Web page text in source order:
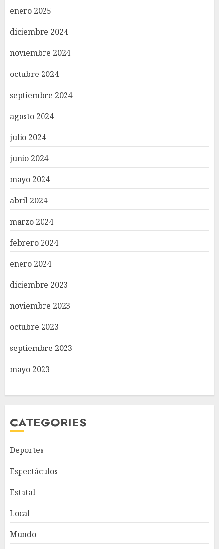
enero 2025
diciembre 2024
noviembre 2024
octubre 2024
septiembre 2024
agosto 2024
julio 2024
junio 2024
mayo 2024
abril 2024
marzo 2024
febrero 2024
enero 2024
diciembre 2023
noviembre 2023
octubre 2023
septiembre 2023
mayo 2023
CATEGORIES
Deportes
Espectáculos
Estatal
Local
Mundo